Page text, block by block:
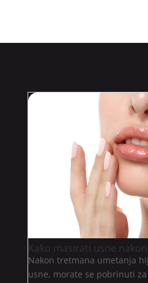
Kako masirati usne
Nakon tretmana umetanja
usne, morate se pobrinuti